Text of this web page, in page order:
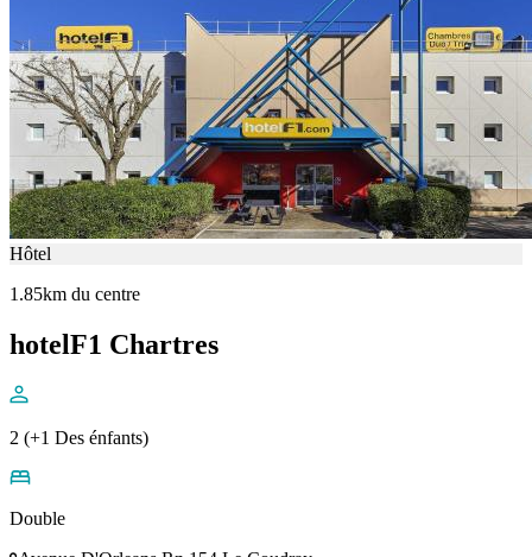
Hôtel
1.85km du centre
hotelF1 Chartres
2 (+1 Des énfants)
Double